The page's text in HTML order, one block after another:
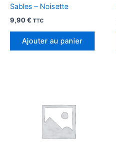
Sables – Noisette
9,90€ TTC
Ajouter au panier